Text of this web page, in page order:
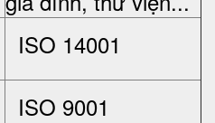
ISO 14001
ISO 9001